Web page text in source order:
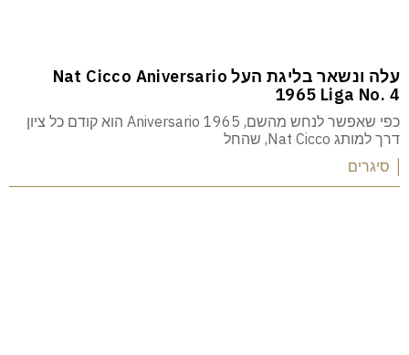
עלה ונשאר בליגת העל Nat Cicco Aniversario
1965 Liga No. 4
כפי שאפשר לנחש מהשם, Aniversario 1965 הוא קודם כל ציון
דרך למותג Nat Cicco, שהחל
| סיגרים